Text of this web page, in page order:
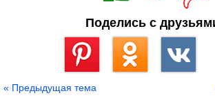
Поделись с
« Предыдущая тема